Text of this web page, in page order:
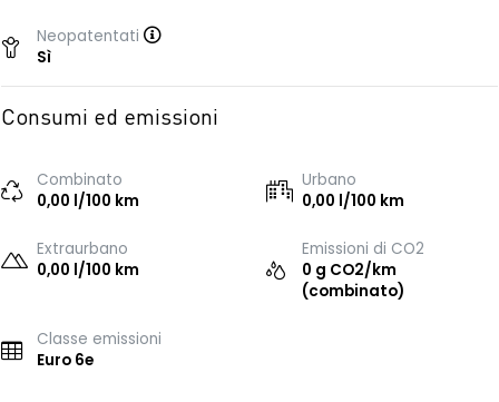
Neopatentati
Sì
Consumi ed emissioni
Combinato
0,00 l/100 km
Urbano
0,00 l/100 km
Extraurbano
0,00 l/100 km
Emissioni di CO2
0 g CO2/km
(combinato)
Classe emissioni
Euro 6e